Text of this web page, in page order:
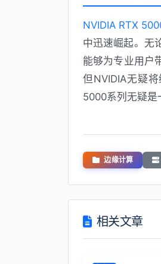
NVIDIA RTX
中迅速崛起。无
能够为专业用户
但NVIDIA无疑
5000系列无疑是
边缘计算
相关文章